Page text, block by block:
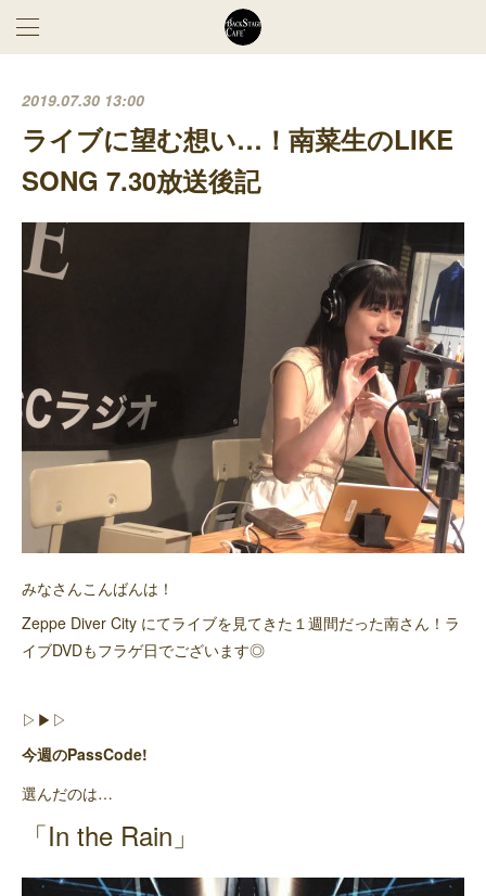
2019.07.30 13:00
ライブに望む想い…！南菜生のLIKE
SONG 7.30放送後記
みなさんこんばんは！
Zeppe Diver City にてライブを見てきた１週間だった南さん！ラ
イブDVDもフラゲ日でございます◎
▷▶︎▷
今週のPassCode!
選んだのは…
「In the Rain」